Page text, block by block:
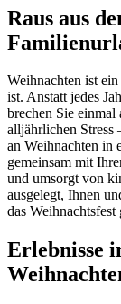
Raus aus
Weihnachten ist
ist. Anstatt jedes
brechen Sie einmal
alljährlichen Stress
an Weihnachten in
gemeinsam mit
und umsorgt von
ausgelegt, Ihnen
das Weihnachtsfest
Erlebnisse